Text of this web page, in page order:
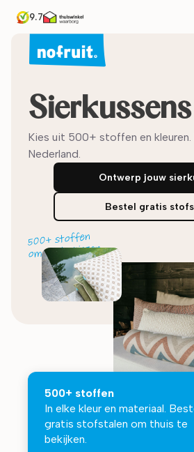
9.7
Sierkussens
Kies uit 500+ stoffen en kleuren.
Nederland.
Ontwerp jouw
Bestel gratis
500+ stoffen
om uit te kiezen
500+ stoffen
In elke kleur en materiaal.
gratis stofstalen om thuis te
bekijken.